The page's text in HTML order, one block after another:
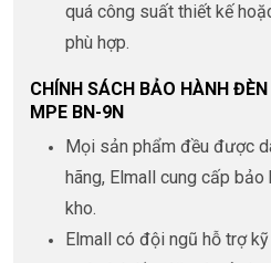
quá công suất thiết kế
phù hợp.
CHÍNH SÁCH BẢO HÀNH
MPE BN-9N
Mọi sản phẩm đều được
hãng, Elmall cung cấp
kho.
Elmall có đội ngũ hỗ trợ